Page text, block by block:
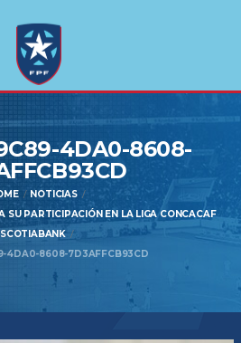
4DA0-8608-
NOTICIAS
SU PARTICIPACIÓN EN LA LIGA CONCACAF
SCOTIABANK
4DA0-8608-7D3AFFCB93CD